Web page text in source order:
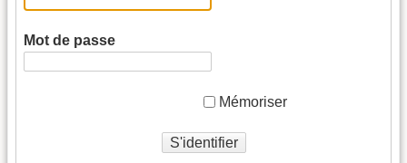
Mot de passe
Mémoriser
S'identifier